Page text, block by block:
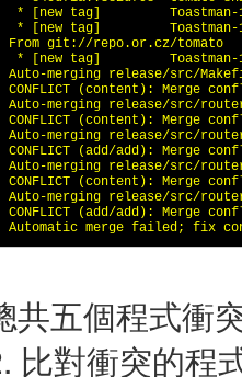
* [new tag]         Toastman-
* [new tag]         Toastman-
From git://repo.or.cz/tomato
* [new tag]         Toastman-
Auto-merging release/src/
CONFLICT (content): Merge
Auto-merging release/src/
CONFLICT (content): Merge
Auto-merging release/src/
CONFLICT (add/add): Merge
Auto-merging release/src/
CONFLICT (content): Merge
Auto-merging release/src/
CONFLICT (add/add): Merge
Automatic merge failed; fix
共五個程式衝
比對衝突的程